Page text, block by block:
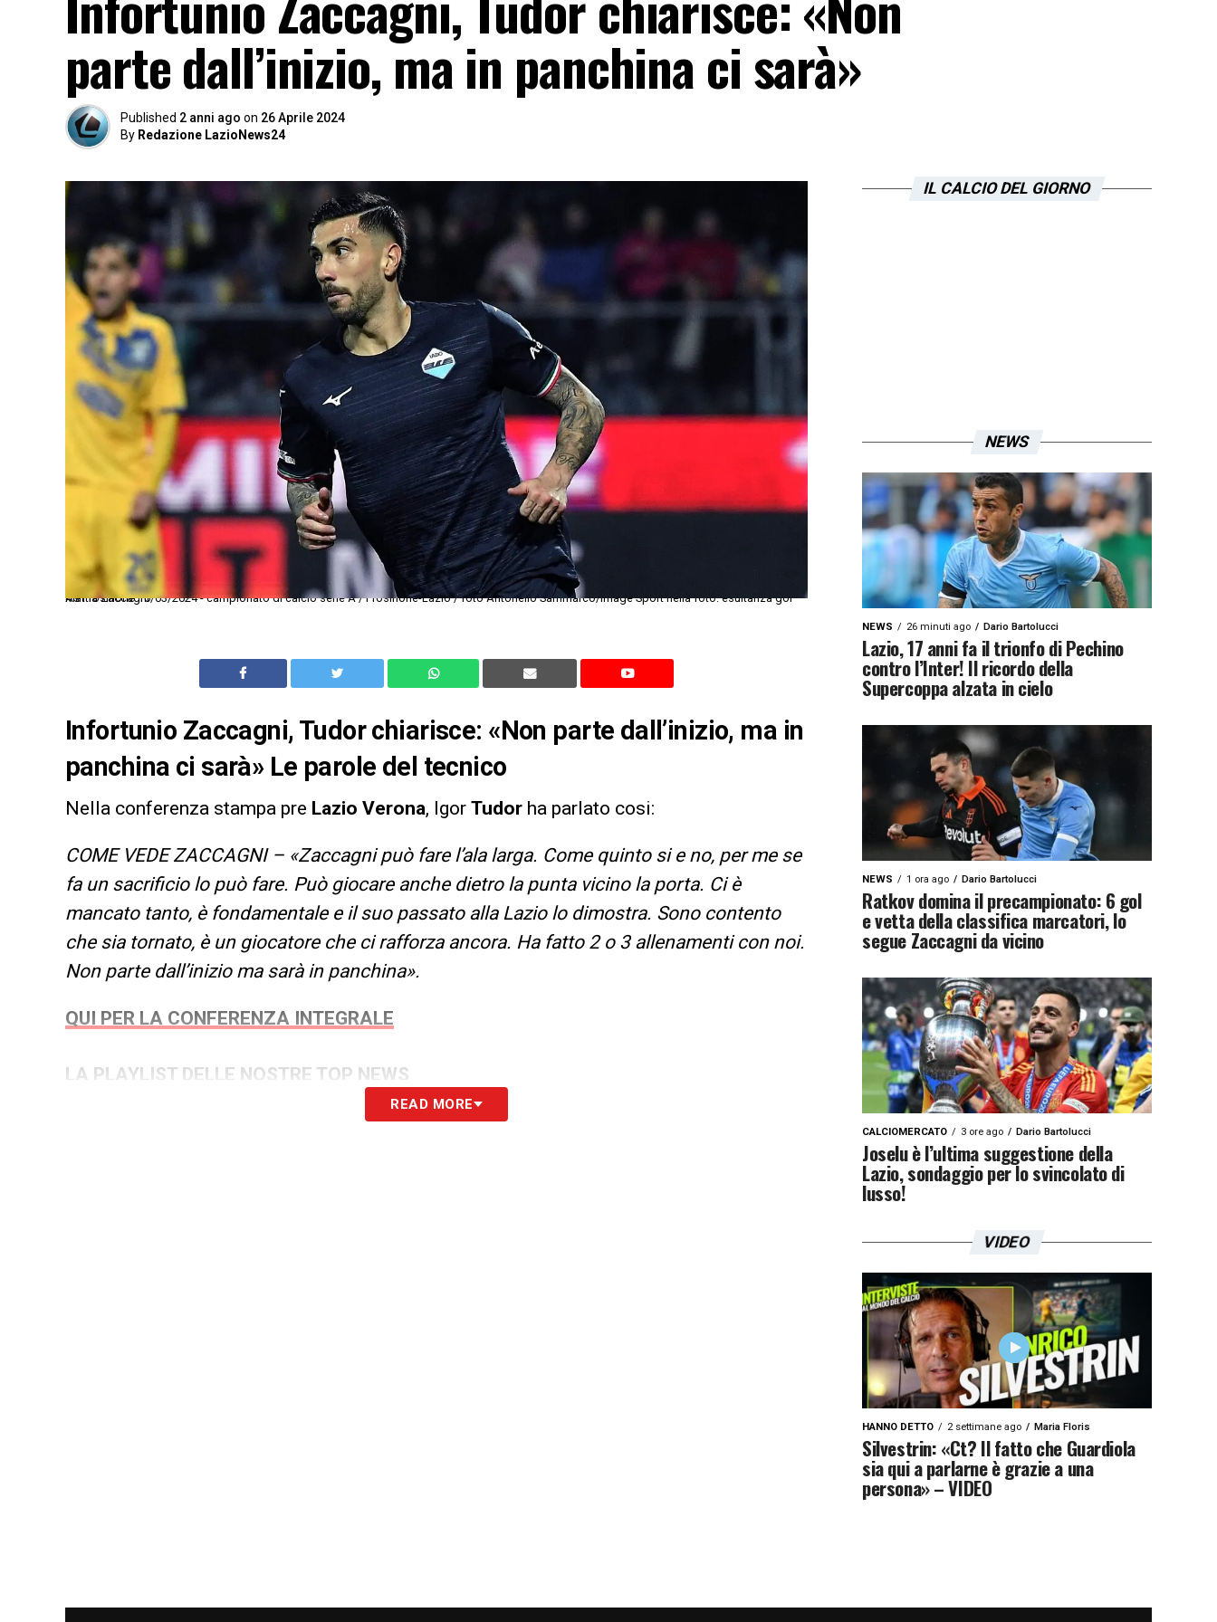
parte dall’inizio, ma in panchina ci sarà»
Published 2 anni ago on 26 Aprile 2024
By Redazione LazioNews24
As Frosinone 16/03/2024 - campionato di calcio serie A / Frosinone-Lazio / foto Antonello Sammarco/Image Sport nella foto: esultanza gol Mattia Zaccagni
Infortunio Zaccagni, Tudor chiarisce: «Non parte dall’inizio, ma in
panchina ci sarà» Le parole del tecnico
Nella conferenza stampa pre Lazio Verona, Igor Tudor ha parlato cosi:
COME VEDE ZACCAGNI – «Zaccagni può fare l’ala larga. Come quinto si e no, per me se
fa un sacrificio lo può fare. Può giocare anche dietro la punta vicino la porta. Ci è
mancato tanto, è fondamentale e il suo passato alla Lazio lo dimostra. Sono contento
che sia tornato, è un giocatore che ci rafforza ancora. Ha fatto 2 o 3 allenamenti con noi.
Non parte dall’inizio ma sarà in panchina».
QUI PER LA CONFERENZA INTEGRALE
LA PLAYLIST DELLE NOSTRE TOP NEWS
READ MORE
IL CALCIO DEL GIORNO
NEWS
NEWS 26 minuti ago Dario Bartolucci
Lazio, 17 anni fa il trionfo di Pechino
contro l’Inter! Il ricordo della
Supercoppa alzata in cielo
NEWS 1 ora ago Dario Bartolucci
Ratkov domina il precampionato: 6 gol
e vetta della classifica marcatori, lo
segue Zaccagni da vicino
CALCIOMERCATO 3 ore ago Dario Bartolucci
Joselu è l’ultima suggestione della
Lazio, sondaggio per lo svincolato di
lusso!
VIDEO
HANNO DETTO 2 settimane ago Maria Floris
Silvestrin: «Ct? Il fatto che Guardiola
sia qui a parlarne è grazie a una
persona» – VIDEO